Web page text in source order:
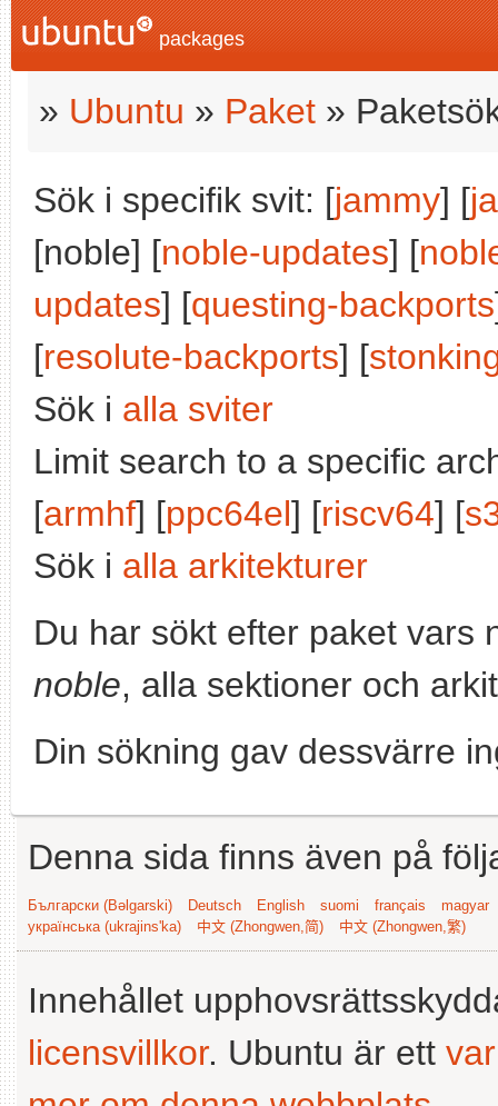
packages
» Ubuntu » Paket »
Sök i specifik svit: [jammy] [
[noble] [noble-updates] [
updates] [questing-backports
[resolute-backports] [
Sök i alla sviter
Limit search to a specific
[armhf] [ppc64el] [riscv64] [
Sök i alla arkitekturer
Du har sökt efter paket vars
noble, alla sektioner och
Din sökning gav dessvärre
Denna sida finns även på
Български (Bəlgarski) Deutsch English suomi français
magyar
українська (ukrajins'ka)
中文 (Zhongwen,简) 中文 (Zhongwen,繁)
Innehållet
licensvillkor. Ubuntu är ett